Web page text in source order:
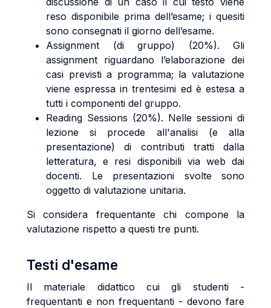
reso disponibile prima dell’esame; i quesiti
sono consegnati il giorno dell’esame.
Assignment (di gruppo) (20%). Gli
assignment riguardano l’elaborazione dei
casi previsti a programma; la valutazione
viene espressa in trentesimi ed è estesa a
tutti i componenti del gruppo.
Reading Sessions (20%). Nelle sessioni di
lezione si procede all'analisi (e alla
presentazione) di contributi tratti dalla
letteratura, e resi disponibili via web dai
docenti. Le presentazioni svolte sono
oggetto di valutazione unitaria.
Si considera frequentante chi compone la
valutazione rispetto a questi tre punti.
Testi d'esame
Il materiale didattico cui gli studenti -
frequentanti e non frequentanti - devono fare